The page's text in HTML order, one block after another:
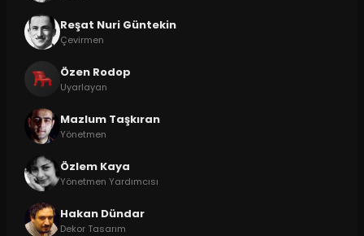
Reşat Nuri Güntekin
Çevirmen
Özen Rodop
Uyarlayan
Mazlum Taşkıran
Yönetmen
Özlem Kaya
Yönetmen Yardımcısı
Hakan Dündar
Dekor Tasarım